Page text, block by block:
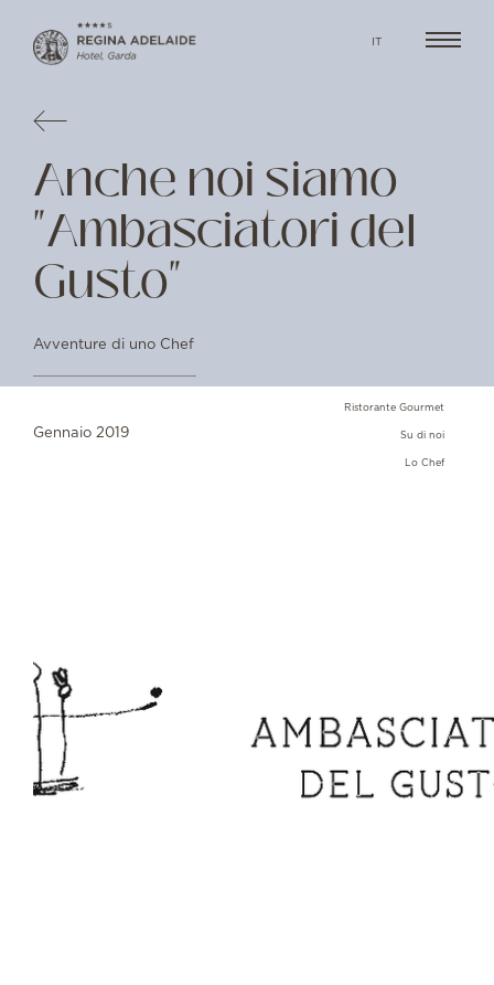
IT
Anche noi siamo
"Ambasciatori del
Gusto"
Avventure di uno Chef
Gennaio 2019
Ristorante Gourmet
Su di noi
Lo Chef